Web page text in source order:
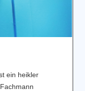
ein heikler